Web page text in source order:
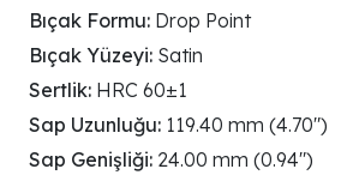
Bıçak Formu: Drop Point
Bıçak Yüzeyi: Satin
Sertlik: HRC 60±1
Sap Uzunluğu: 119.40 mm (4.70")
Sap Genişliği: 24.00 mm (0.94")